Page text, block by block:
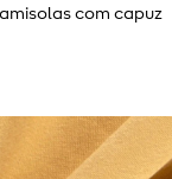
com capuz